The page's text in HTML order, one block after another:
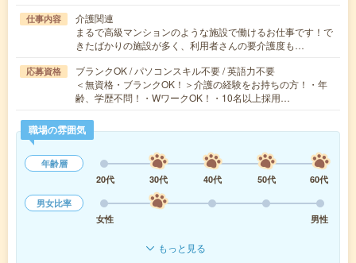
仕事内容
介護関連
まるで高級マンションのような施設で働けるお仕事です！で
きたばかりの施設が多く、利用者さんの要介護度も…
応募資格
ブランクOK / パソコンスキル不要 / 英語力不要
＜無資格・ブランクOK！＞介護の経験をお持ちの方！・年
齢、学歴不問！・WワークOK！・10名以上採用…
職場の雰囲気
年齢層
20代
30代 40代 50代
60代
男女比率
女性
男性
もっと見る